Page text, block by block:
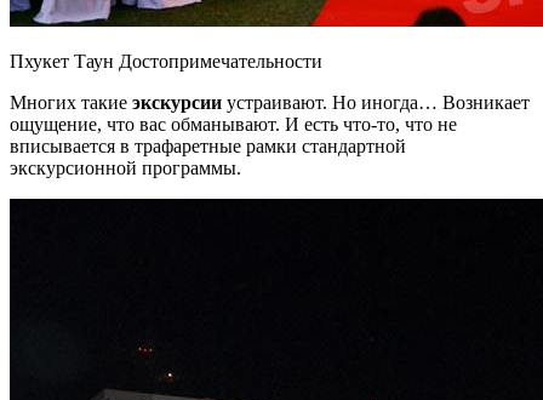
Пхукет Таун Достопримечательности
Многих такие экскурсии устраивают. Но иногда… Возникает
ощущение, что вас обманывают. И есть что-то, что не
вписывается в трафаретные рамки стандартной
экскурсионной программы.